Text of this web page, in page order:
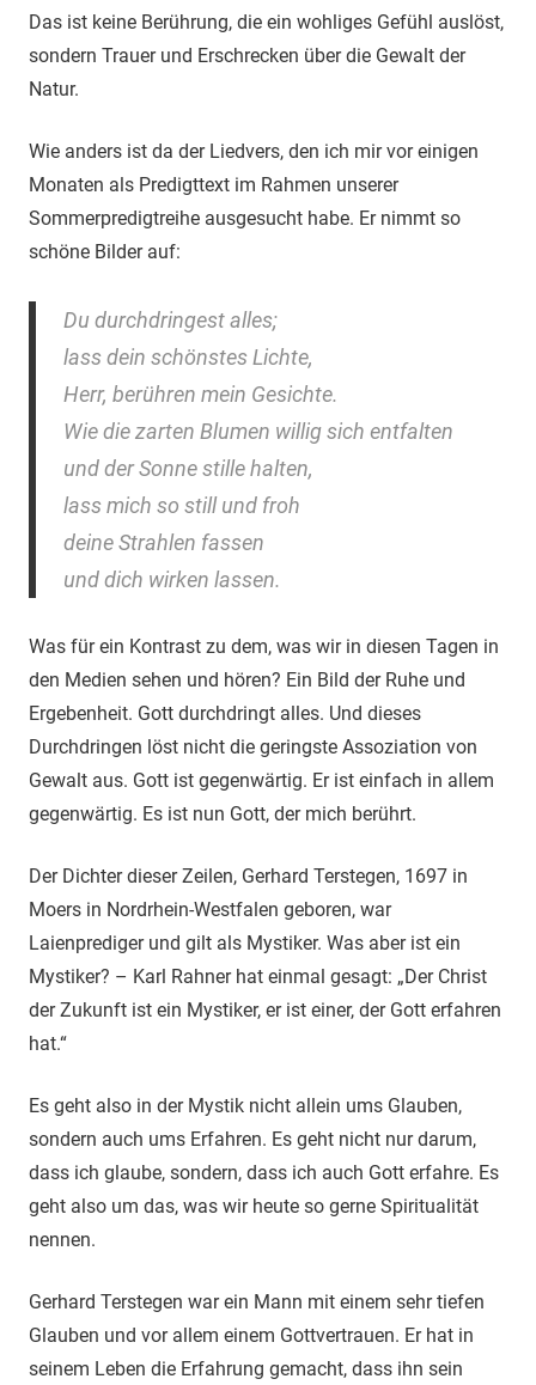
Das ist keine Berührung, die ein wohliges Gefühl auslöst,
sondern Trauer und Erschrecken über die Gewalt der
Natur.
Wie anders ist da der Liedvers, den ich mir vor einigen
Monaten als Predigttext im Rahmen unserer
Sommerpredigtreihe ausgesucht habe. Er nimmt so
schöne Bilder auf:
Du durchdringest alles;
lass dein schönstes Lichte,
Herr, berühren mein Gesichte.
Wie die zarten Blumen willig sich entfalten
und der Sonne stille halten,
lass mich so still und froh
deine Strahlen fassen
und dich wirken lassen.
Was für ein Kontrast zu dem, was wir in diesen Tagen in
den Medien sehen und hören? Ein Bild der Ruhe und
Ergebenheit. Gott durchdringt alles. Und dieses
Durchdringen löst nicht die geringste Assoziation von
Gewalt aus. Gott ist gegenwärtig. Er ist einfach in allem
gegenwärtig. Es ist nun Gott, der mich berührt.
Der Dichter dieser Zeilen, Gerhard Terstegen, 1697 in
Moers in Nordrhein-Westfalen geboren, war
Laienprediger und gilt als Mystiker. Was aber ist ein
Mystiker? – Karl Rahner hat einmal gesagt: „Der Christ
der Zukunft ist ein Mystiker, er ist einer, der Gott erfahren
hat.“
Es geht also in der Mystik nicht allein ums Glauben,
sondern auch ums Erfahren. Es geht nicht nur darum,
dass ich glaube, sondern, dass ich auch Gott erfahre. Es
geht also um das, was wir heute so gerne Spiritualität
nennen.
Gerhard Terstegen war ein Mann mit einem sehr tiefen
Glauben und vor allem einem Gottvertrauen. Er hat in
seinem Leben die Erfahrung gemacht, dass ihn sein